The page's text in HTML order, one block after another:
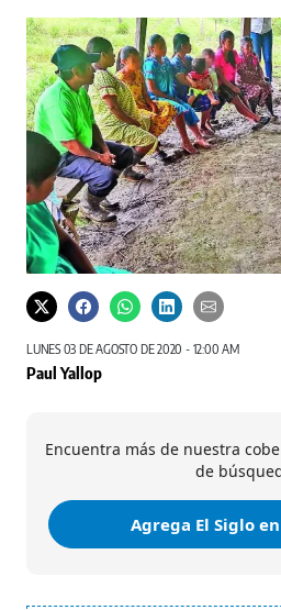
Estupefactos y sumidos en el dolor y el miedo el
.LUNES 03 DE AGOSTO DE 2020 - 12:00 AM
Paul Yallop
Encuentra más de nuestra
de
Agrega El Siglo